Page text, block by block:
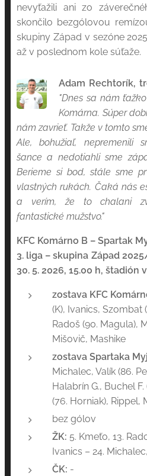
nevyťažili ani zo
skončilo bezgólovou
skupiny Západ v sezóne
až v poslednom kole súťaže.
Adam Rechtorík,
"Dnes sa nám
Komárna. Súper
nám zavrieť. Takže v tomto
Ale, bohužiaľ, nepremenili
šance a nedotiahli sme
Berieme si bod, stále sme
vlastných rukách. Čaká nás
a verím, že to chalani
fantastické mužstvo."
KFC Komárno B – Spartak
3. liga – skupina Západ
30. 5. 2026, 15.00 h, štadión
zostava KFC
(K), Ivanics, Szombat
Radoš (90. Magula),
Mišovič, Mashike
zostava Spartaka
Michalec, Valík (86.
Halabrín G., Buchel
(76. Horniak), Rippel,
bez gólov
ŽK: 5. Kmeťo, 13.
Ivanics – 24.
ČK: -